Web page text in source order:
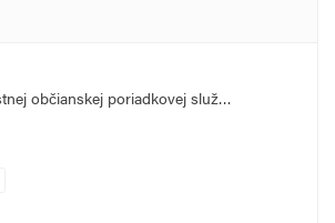
občianskej poriadkovej služ…